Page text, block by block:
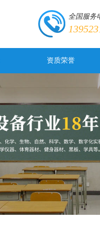
全国服务
资质荣誉